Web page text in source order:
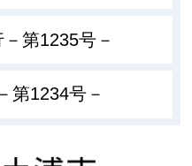
第1235号－
第1234号－